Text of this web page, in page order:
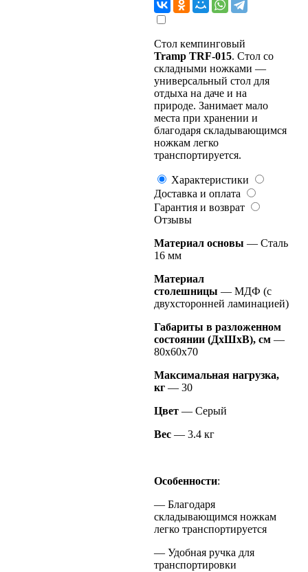
Стол кемпинговый
Tramp TRF-015. Стол со
складными ножками —
универсальный стол для
отдыха на даче и на
природе. Занимает мало
места при хранении и
благодаря складывающимся
ножкам легко
транспортируется.
Характеристики
Доставка и оплата
Гарантия и возврат
Отзывы
Материал основы — Сталь
16 мм
Материал
столешницы — МДФ (c
двухсторонней ламинацией)
Габариты в разложенном
состоянии (ДхШхВ), см —
80x60x70
Максимальная нагрузка,
кг — 30
Цвет — Серый
Вес — 3.4 кг
Особенности:
— Благодаря
складывающимся ножкам
легко транспортируется
— Удобная ручка для
транспортировки